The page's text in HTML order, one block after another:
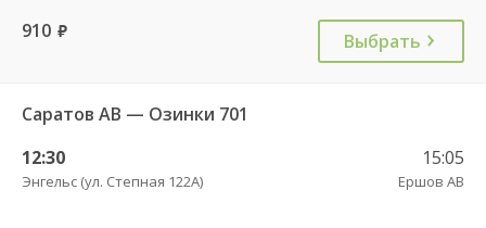
910 руб. Выбрать
Саратов АВ — Озинки 701
12:30
Энгельс (ул. Степная 122А)
15:05
Ершов АВ